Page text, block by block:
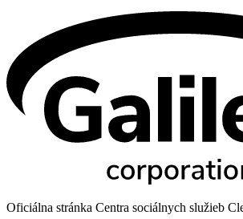
Oficiálna stránka Centra sociálnych služieb